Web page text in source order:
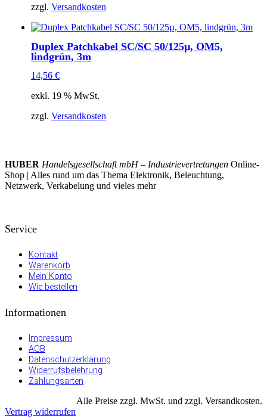
zzgl. Versandkosten
Duplex Patchkabel SC/SC 50/125µ, OM5,
lindgrün, 3m
14,56 €
exkl. 19 % MwSt.
zzgl. Versandkosten
HUBER Handelsgesellschaft mbH – Industrievertretungen Online-
Shop | Alles rund um das Thema Elektronik, Beleuchtung,
Netzwerk, Verkabelung und vieles mehr
Service
Kontakt
Warenkorb
Mein Konto
Wie bestellen
Informationen
Impressum
AGB
Datenschutzerklärung
Widerrufsbelehrung
Zahlungsarten
Alle Preise zzgl. MwSt. und zzgl. Versandkosten.
Vertrag widerrufen